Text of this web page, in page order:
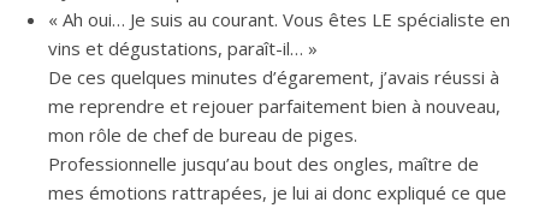
« Ah oui… Je suis au courant. Vous êtes LE spécialiste en
vins et dégustations, paraît-il… »
De ces quelques minutes d’égarement, j’avais réussi à
me reprendre et rejouer parfaitement bien à nouveau,
mon rôle de chef de bureau de piges.
Professionnelle jusqu’au bout des ongles, maître de
mes émotions rattrapées, je lui ai donc expliqué ce que